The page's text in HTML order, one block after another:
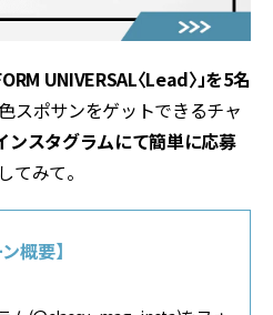
UNIVERSAL〈Lead〉」を5名
スポサンをゲットできるチャ
ンスタグラムにて簡単に応募
てみて。
概要】